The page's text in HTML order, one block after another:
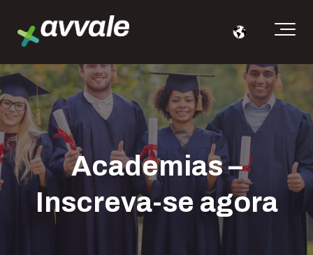
Academias –
Inscreva-se agora